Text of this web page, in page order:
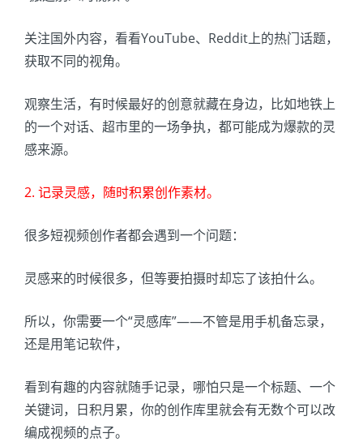
关注国外内容，看看YouTube、Reddit上的热门话题，
获取不同的视角。
观察生活，有时候最好的创意就藏在身边，比如地铁上
的一个对话、超市里的一场争执，都可能成为爆款的灵
感来源。
2. 记录灵感，随时积累创作素材。
很多短视频创作者都会遇到一个问题：
灵感来的时候很多，但等要拍摄时却忘了该拍什么。
所以，你需要一个“灵感库”——不管是用手机备忘录，
还是用笔记软件，
看到有趣的内容就随手记录，哪怕只是一个标题、一个
关键词，日积月累，你的创作库里就会有无数个可以改
编成视频的点子。